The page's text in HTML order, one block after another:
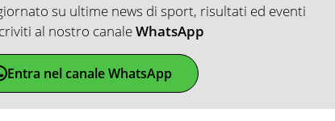
su ultime news di sport, risultati ed eventi
al nostro canaleWhatsApp
Entra nel canale WhatsApp